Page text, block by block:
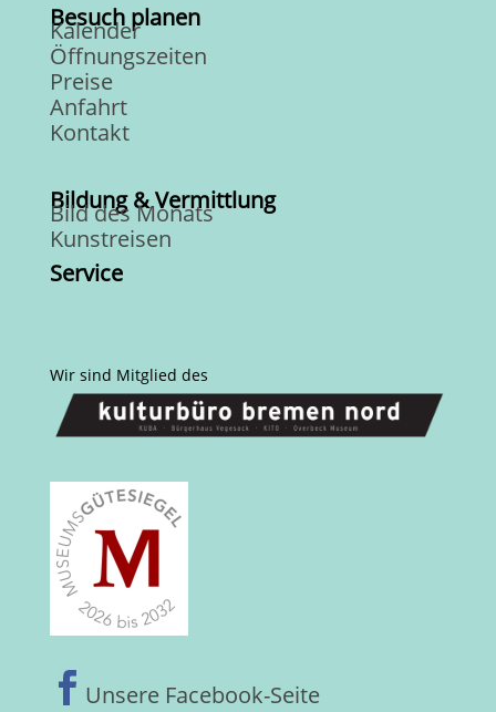
Besuch planen
Kalender
Öffnungszeiten
Preise
Anfahrt
Kontakt
Bildung & Vermittlung
Bild des Monats
Kunstreisen
Service
Wir sind Mitglied des
 Unsere Facebook-Seite